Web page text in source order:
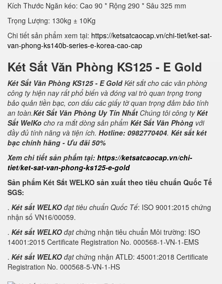
Kích Thước Ngăn kéo: Cao 90 * Rộng 290 * Sâu 325 mm
Trọng Lượng: 130kg ± 10Kg
Chi tiết sản phẩm xem tại: https://ketsatcaocap.vn/chi-tiet/ket-sat-
van-phong-ks140b-series-e-korea-cao-cap
Két Sắt Văn Phòng KS125 - E Gold
Két Sắt Văn Phòng KS125 - E GoldKét sắt cho các văn phòng
công ty hiện nay rất phổ biến và đóng vai trò quan trọng trong
bảo quản tiền bạc, con dấu các giấy tờ quan trọng đảm bảo tính
an toàn.Két Sắt Văn Phòng Uy Tín Nhất Chúng tôi công tyKét
Sắt WelKo cho ra mắt dòng sản phẩm Két Sắt Văn Phòng với
đầy đủ tính năng và tiện ích. Hotline: 0982770404. Két sắt két
bạc chính hãng - Ưu đãi 50%
Xem chi tiết sản phẩm tại: https://ketsatcaocap.vn/chi-
tiet/ket-sat-van-phong-ks125-e-gold
Sản phẩm Két Sắt WELKO sản xuất theo tiêu chuẩn Quốc Tế
SGS:
. Két sắt WELKO đạt tiêu chuẩn Quốc Tế: ISO 9001:2015 chứng
nhận số VN16/00059.
. Két sắt WELKO đạt chứng nhận tiêu chuẩn Môi trường: ISO
14001:2015 Certificate Registration No. 000568-1-VN-1-EMS
. Két sắt WELKO đạtchứng nhận ATLĐ: 45001:2018 Certificate
Registration No. 000568-5-VN-1-HS